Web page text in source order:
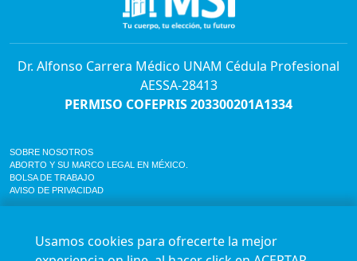
Dr. Alfonso Carrera Médico UNAM Cédula Profesional
AESSA-28413
PERMISO COFEPRIS 203300201A1334
SOBRE NOSOTROS
ABORTO Y SU MARCO LEGAL EN MÉXICO.
BOLSA DE TRABAJO
AVISO DE PRIVACIDAD
Agenda en línea24/7 aquí
Usamos cookies para ofrecerte la mejor